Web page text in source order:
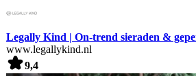
Legally Kind | On-trend sieraden &
www.legallykind.nl
9,4